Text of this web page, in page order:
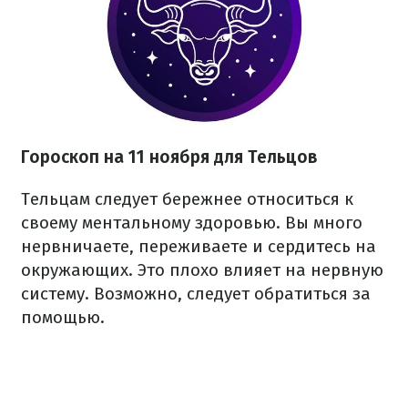
Гороскоп на 11 ноября для Тельцов
Тельцам следует бережнее относиться к
своему ментальному здоровью. Вы много
нервничаете, переживаете и сердитесь на
окружающих. Это плохо влияет на нервную
систему. Возможно, следует обратиться за
помощью.